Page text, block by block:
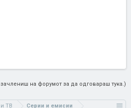
на форумот за да одговараш тука.)
ТВ Серии и емисии